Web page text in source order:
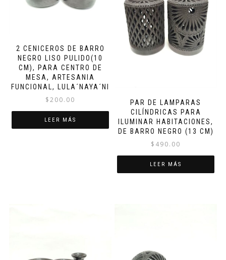
2 CENICEROS DE BARRO
NEGRO LISO PULIDO(10
CM), PARA CENTRO DE
MESA, ARTESANIA
FUNCIONAL, LULA´NAYA´NI
$200.00
LEER MÁS
PAR DE LAMPARAS
CILÍNDRICAS PARA
ILUMINAR HABITACIONES,
DE BARRO NEGRO (13 CM)
$ 490.00
LEER MÁS